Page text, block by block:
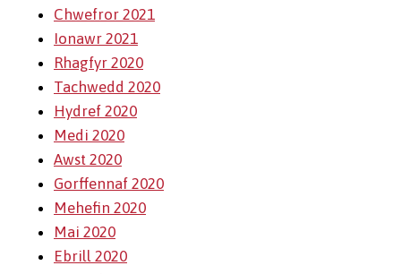
Chwefror 2021
Ionawr 2021
Rhagfyr 2020
Tachwedd 2020
Hydref 2020
Medi 2020
Awst 2020
Gorffennaf 2020
Mehefin 2020
Mai 2020
Ebrill 2020